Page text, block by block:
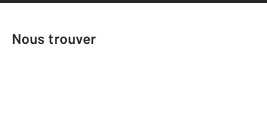
Nous trouver